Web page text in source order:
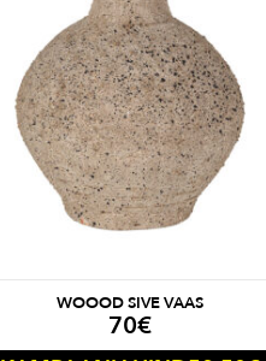
WOOOD SIVE VAAS
70€